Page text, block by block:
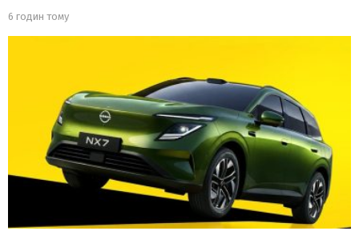
6 годин тому